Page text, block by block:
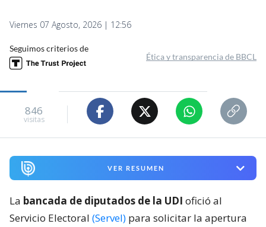
Viernes 07 Agosto, 2026 | 12:56
Seguimos criterios de
Ética y transparencia de BBCL
846
visitas
VER RESUMEN
La bancada de diputados de la UDI ofició al
Servicio Electoral (Servel) para solicitar la apertura